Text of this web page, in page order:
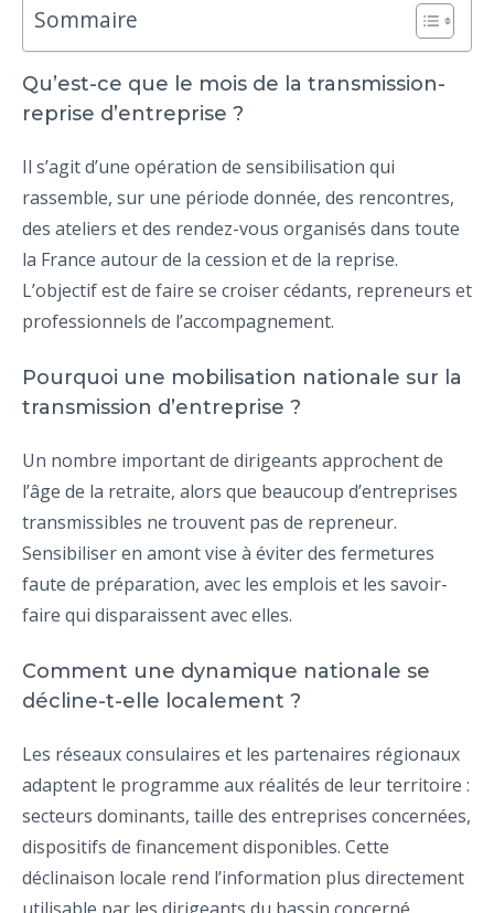
Sommaire
Qu’est-ce que le mois de la transmission-
reprise d’entreprise ?
Il s’agit d’une opération de sensibilisation qui
rassemble, sur une période donnée, des rencontres,
des ateliers et des rendez-vous organisés dans toute
la France autour de la cession et de la reprise.
L’objectif est de faire se croiser cédants, repreneurs et
professionnels de l’accompagnement.
Pourquoi une mobilisation nationale sur la
transmission d’entreprise ?
Un nombre important de dirigeants approchent de
l’âge de la retraite, alors que beaucoup d’entreprises
transmissibles ne trouvent pas de repreneur.
Sensibiliser en amont vise à éviter des fermetures
faute de préparation, avec les emplois et les savoir-
faire qui disparaissent avec elles.
Comment une dynamique nationale se
décline-t-elle localement ?
Les réseaux consulaires et les partenaires régionaux
adaptent le programme aux réalités de leur territoire :
secteurs dominants, taille des entreprises concernées,
dispositifs de financement disponibles. Cette
déclinaison locale rend l’information plus directement